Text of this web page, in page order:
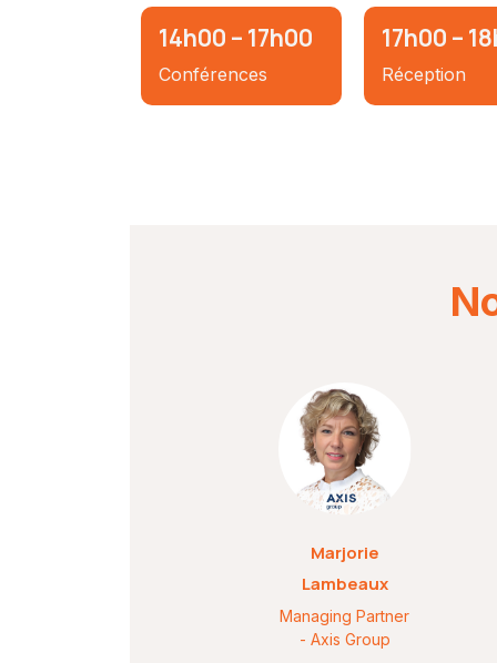
17h00 –
Réception
14h00 – 17h00
Conférences
Marjorie
Lambeaux
Managing Partner
- Axis Group